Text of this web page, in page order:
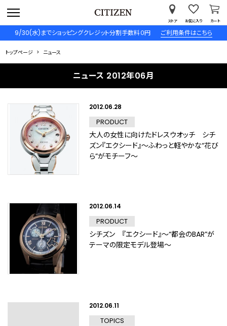
9/30(水)までショッピングクレジット分割手数料０円 ご利用条件はこちら
ストア お気に入り カート
トップページ ニュース
ニュース 2012年06月
2012.06.28
PRODUCT
大人の女性に向けたドレスウオッチ シチ
ズン『エクシード』～ふわっと軽やかな“花び
ら”がモチーフ～
2012.06.14
PRODUCT
シチズン 『エクシード』～“都会のBAR”が
テーマの限定モデル登場～
2012.06.11
TOPICS